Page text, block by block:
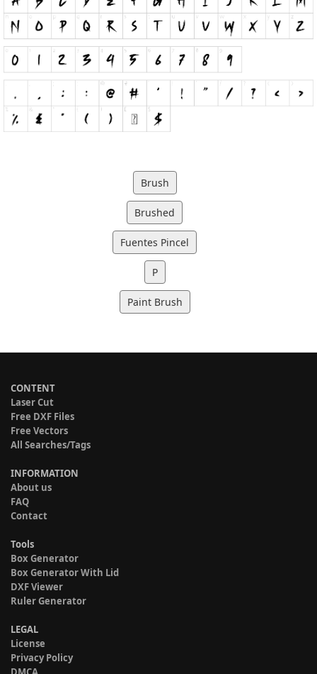
Brush
Brushed
Fuentes Pincel
P
Paint Brush
CONTENT
Laser Cut
Free DXF Files
Free Vectors
All Searches/Tags
INFORMATION
About us
FAQ
Contact
Tools
Box Generator
Box Generator With Lid
DXF Viewer
Ruler Generator
LEGAL
License
Privacy Policy